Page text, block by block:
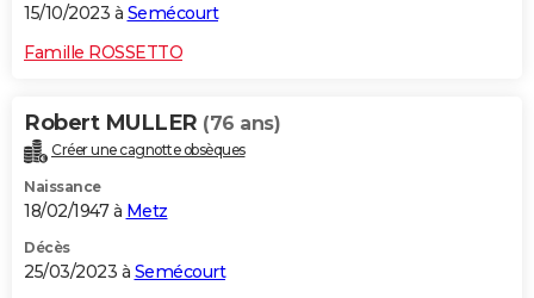
15/10/2023 à Semécourt
Famille ROSSETTO
Robert MULLER (76 ans)
Créer une cagnotte obsèques
Naissance
18/02/1947 à Metz
Décès
25/03/2023 à Semécourt